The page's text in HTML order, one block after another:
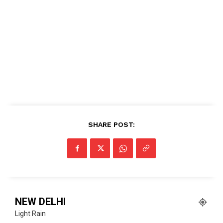
SHARE POST:
NEW DELHI
Light Rain